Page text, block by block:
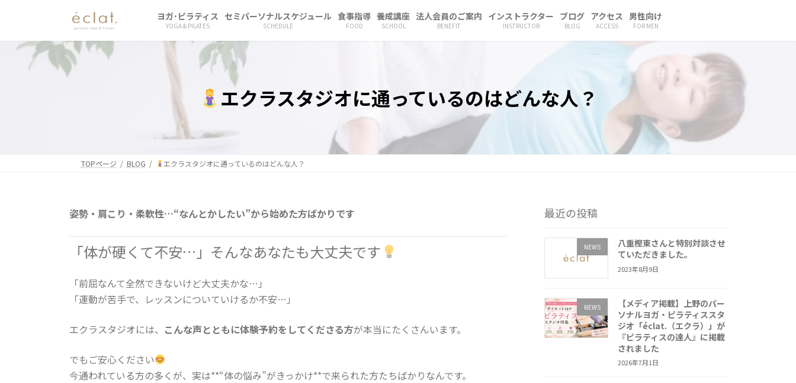
ヨガ･ピラティス
YOGA & PILATES
セミパーソナルスケジュール
SCHEDULE
食事指導
FOOD
養成講座
SCHOOL
法人会員のご案内
BENEFIT
インストラクター
INSTRUCTOR
ブログ
BLOG
アクセス
ACCESS
男性向け
FOR MEN
エクラスタジオに通っているのはどんな人？
TOPページ BLOG エクラスタジオに通っているのはどんな人？
姿勢・肩こり・柔軟性…“なんとかしたい”から始めた方ばかりです
「体が硬くて不安…」そんなあなたも大丈夫です
「前屈なんて全然できないけど大丈夫かな…」
「運動が苦手で、レッスンについていけるか不安…」
エクラスタジオには、 こんな声とともに体験予約をしてくださる方が本当にたくさんいます。
でもご安心ください
今通われている方の多くが、実は**“体の悩み”がきっかけ**で来られた方たちばかりなんです。
最近の投稿
NEWS
八重樫東さんと特別対談させ
ていただきました。
2023年8月9日
NEWS
【メディア掲載】上野のパー
ソナルヨガ・ピラティススタ
ジオ「éclat.（エクラ）」が
『ピラティスの達人』に掲載
されました
2026年7月1日